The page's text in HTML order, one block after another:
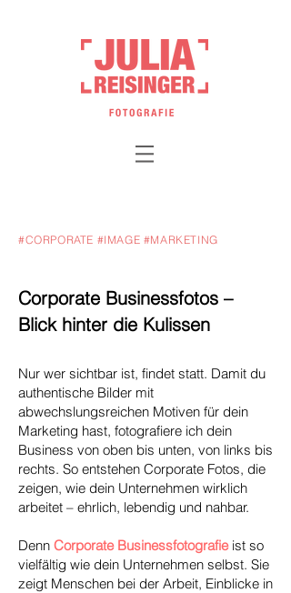
#CORPORATE #IMAGE #MARKETING
Corporate Businessfotos –
Blick hinter die Kulissen
Nur wer sichtbar ist, findet statt. Damit du
authentische Bilder mit
abwechslungsreichen Motiven für dein
Marketing hast, fotografiere ich dein
Business von oben bis unten, von links bis
rechts. So entstehen Corporate Fotos, die
zeigen, wie dein Unternehmen wirklich
arbeitet – ehrlich, lebendig und nahbar.
Denn Corporate Businessfotografieist so
vielfältig wie dein Unternehmen selbst. Sie
zeigt Menschen bei der Arbeit, Einblicke in